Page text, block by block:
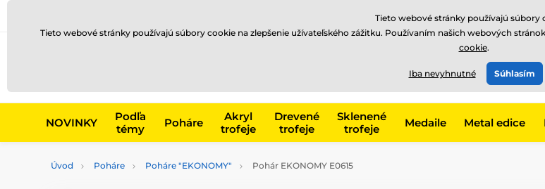
EUR
NOVINKY
Podľa
témy
Poháre
Akryl
trofeje
Drevené
trofeje
Sklenené
trofeje
Medaile Metal edice
Úvod Poháre Poháre "EKONOMY" Pohár EKONOMY E0615
Tieto webové stránky používajú súbory
Tieto webové stránky používajú súbory cookie na zlepšenie užívateľského zážitku. Používaním našich webových
cookie.
Iba nevyhnutné Súhlasím